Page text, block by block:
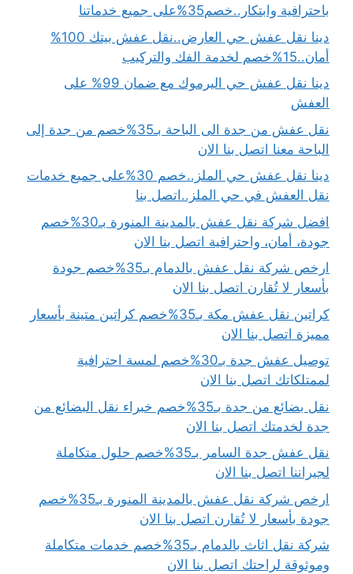
باحترافية وابتكار..خصم35%على جميع خدماتنا
دينا نقل عفش حي العارض..نقل عفش بيتك 100%
أمان..15%خصم لخدمة الفك والتركيب
دينا نقل عفش حي اليرموك مع ضمان 99% على
العفش
نقل عفش من جدة الى الباحة بـ35%خصم من جدة إلى
الباحة معنا اتصل بنا الان
دينا نقل عفش حي الملز..خصم 30%على جميع خدمات
نقل العفش في حي الملز..اتصل بنا
افضل شركة نقل عفش بالمدينة المنورة بـ30%خصم
جودة، أمان، واحترافية اتصل بنا الان
ارخص شركة نقل عفش بالدمام بـ35%خصم جودة
بأسعار لا تُقارن اتصل بنا الان
كراتين نقل عفش مكة بـ35%خصم كراتين متينة بأسعار
مميزة اتصل بنا الان
توصيل عفش جدة بـ30%خصم لمسة احترافية
لممتلكاتك اتصل بنا الان
نقل بضائع من جدة بـ35%خصم خبراء نقل البضائع من
جدة لخدمتك اتصل بنا الان
نقل عفش جدة السامر بـ35%خصم حلول متكاملة
لجيراننا اتصل بنا الان
ارخص شركة نقل عفش بالمدينة المنورة بـ35%خصم
جودة بأسعار لا تُقارن اتصل بنا الان
شركة نقل اثاث بالدمام بـ35%خصم خدمات متكاملة
وموثوقة لراحتك اتصل بنا الان